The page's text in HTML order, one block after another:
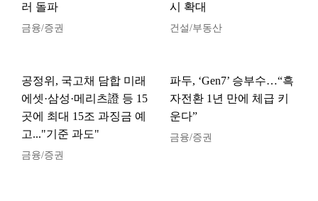
러 돌파
금융/증권
시 확대
건설/부동산
공정위, 국고채 담합 미래
에셋·삼성·메리츠證 등 15
곳에 최대 15조 과징금 예
고..."기준 과도"
금융/증권
파두, ‘Gen7’ 승부수…“흑
자전환 1년 만에 체급 키
운다”
금융/증권